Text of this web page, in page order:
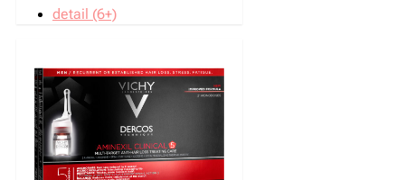
detail (6+)